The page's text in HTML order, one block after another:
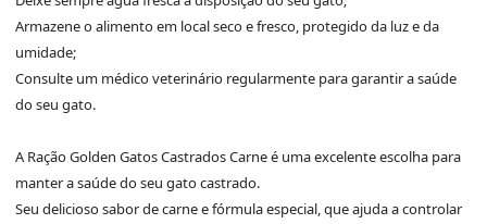
Armazene o alimento em local seco e fresco, protegido da luz e da
umidade;
Consulte um médico veterinário regularmente para garantir a saúde
do seu gato.
A Ração Golden Gatos Castrados Carne é uma excelente escolha para
manter a saúde do seu gato castrado.
Seu delicioso sabor de carne e fórmula especial, que ajuda a controlar